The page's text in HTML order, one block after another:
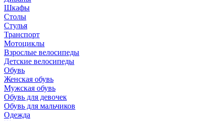
Шкафы
Столы
Стулья
Транспорт
Мотоциклы
Взрослые велосипеды
Детские велосипеды
Обувь
Женская обувь
Мужская обувь
Обувь для девочек
Обувь для мальчиков
Одежда